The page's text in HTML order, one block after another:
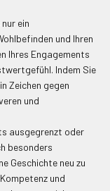
ein
und Ihren
Ihres Engagements
Indem Sie
Zeichen gegen
und
ausgegrenzt oder
besonders
Geschichte neu zu
und